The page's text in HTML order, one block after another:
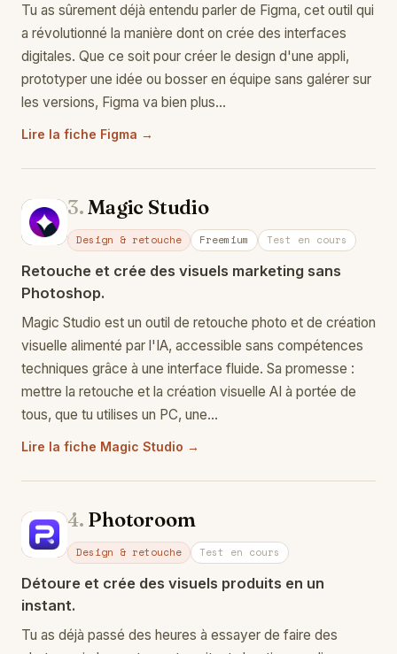
Tu as sûrement déjà entendu parler de Figma, cet outil qui
a révolutionné la manière dont on crée des interfaces
digitales. Que ce soit pour créer le design d'une appli,
prototyper une idée ou bosser en équipe sans galérer sur
les versions, Figma va bien plus…
Lire la fiche Figma →
Ma
3.Magic Studio
Design & retouche Freemium Test en cours
Retouche et crée des visuels marketing sans
Photoshop.
Magic Studio est un outil de retouche photo et de création
visuelle alimenté par l'IA, accessible sans compétences
techniques grâce à une interface fluide. Sa promesse :
mettre la retouche et la création visuelle AI à portée de
tous, que tu utilises un PC, une…
Lire la fiche Magic Studio →
Ph
4. Photoroom
Design & retouche Test en cours
Détoure et crée des visuels produits en un
instant.
Tu as déjà passé des heures à essayer de faire des